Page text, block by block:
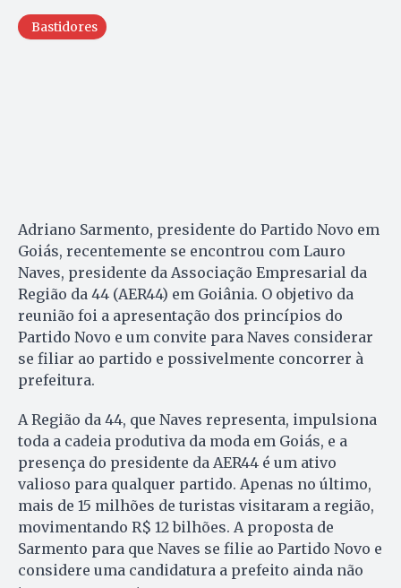
Bastidores
Adriano Sarmento, presidente do Partido Novo em
Goiás, recentemente se encontrou com Lauro
Naves, presidente da Associação Empresarial da
Região da 44 (AER44) em Goiânia. O objetivo da
reunião foi a apresentação dos princípios do
Partido Novo e um convite para Naves considerar
se filiar ao partido e possivelmente concorrer à
prefeitura.
A Região da 44, que Naves representa, impulsiona
toda a cadeia produtiva da moda em Goiás, e a
presença do presidente da AER44 é um ativo
valioso para qualquer partido. Apenas no último,
mais de 15 milhões de turistas visitaram a região,
movimentando R$ 12 bilhões. A proposta de
Sarmento para que Naves se filie ao Partido Novo e
considere uma candidatura a prefeito ainda não